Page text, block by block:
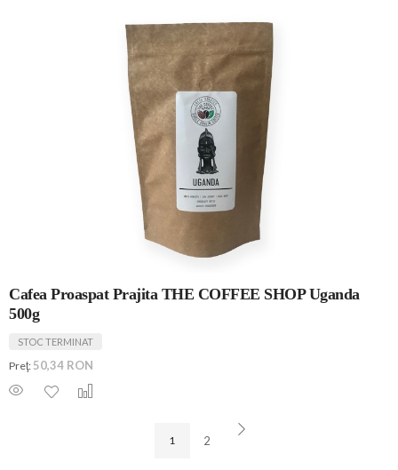
Cafea Proaspat Prajita THE COFFEE SHOP Uganda
500g
STOC TERMINAT
Preţ: 50,34 RON
1 2